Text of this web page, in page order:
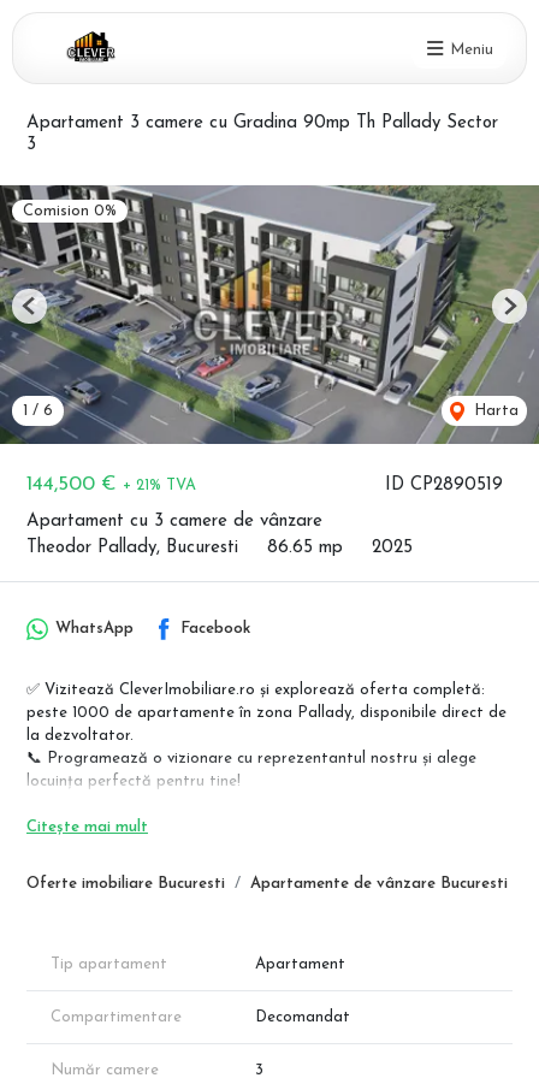
Meniu
Apartament 3 camere cu Gradina 90mp Th Pallady Sector
3
ID CP2890519
144,500 € + 21% TVA
Apartament cu 3 camere de vânzare
Theodor Pallady, Bucuresti
86.65 mp 2025
Comision 0%
1 / 6 Harta
Previous
Oferte imobiliare Bucuresti Apartamente de vânzare Bucuresti
WhatsApp Facebook
✅ Vizitează CleverImobiliare.ro și explorează oferta completă:
peste 1000 de apartamente în zona Pallady, disponibile direct de
la dezvoltator.
📞 Programează o vizionare cu reprezentantul nostru și alege
locuința perfectă pentru tine!
Apartamente premium – Theodor Pallady, lângă metrou Nicolae
comision
la doar câțiva pași de stația de metrou Nicolae Teclu!
✔ Ferestre mari pentru luminozitate naturală
✔ Locuri de parcare subterane
✔ Construcție conform normelor actuale
Citește mai mult
Tip apartament Apartament
Compartimentare Decomandat
Număr camere 3